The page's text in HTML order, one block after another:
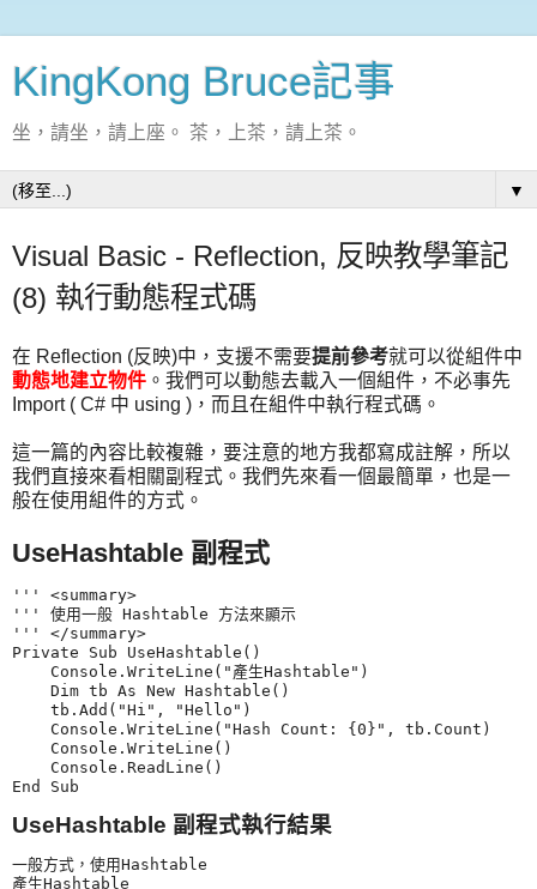
KingKong Bruce記事
坐，請坐，請上座。 茶，上茶，請上茶。
▼
Visual Basic - Reflection, 反映教學筆記
(8) 執行動態程式碼
在 Reflection (反映)中，支援不需要提前參考就可以從組件中
動態地建立物件 。我們可以動態去載入一個組件，不必事先
Import ( C# 中 using )，而且在組件中執行程式碼。
這一篇的內容比較複雜，要注意的地方我都寫成註解，所以
我們直接來看相關副程式。我們先來看一個最簡單，也是一
般在使用組件的方式。
UseHashtable 副程式
''' <summary>
''' 使用一般 Hashtable 方法來顯示
''' </summary>
Private Sub UseHashtable()
    Console.WriteLine("產生Hashtable")
    Dim tb As New Hashtable()
    tb.Add("Hi", "Hello")
    Console.WriteLine("Hash Count: {0}", tb.Count)
    Console.WriteLine()
    Console.ReadLine()
UseHashtable 副程式執行結果
一般方式，使用Hashtable
產生Hashtable